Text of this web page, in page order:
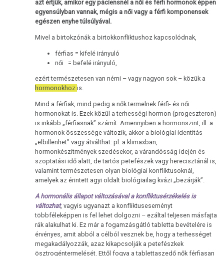
azt értjük, amikor egy páciensnél a női és férfi hormonok éppen
egyensúlyban vannak, mégis a női vagy a férfi komponensek
egészen enyhe túlsúlyával.
Mivel a birtokzónák a birtokkonfliktushoz kapcsolódnak,
férfias = kifelé irányuló
női = befelé irányuló,
ezért természetesen van némi – vagy nagyon sok – közük a
hormonokhozis.
Mind a férfiak, mind pedig a nők termelnek férfi- és női
hormonokat is. Ezek közül a terhességi hormon (progeszteron)
is inkább „férfiasnak” számít. Amennyiben a hormonszint, ill. a
hormonok összessége változik, akkor a biológiai identitás
„elbillenhet” vagy átválthat: pl. a klimaxban,
hormonkészítmények szedésekor, a várandósság idején és
szoptatási idő alatt, de tartós petefészek vagy herecisztánál is,
valamint természetesen olyan biológiai konfliktusoknál,
amelyek az érintett agyi oldalt biológiailag kvázi „bezárják”.
A hormonális állapot változásával a konfliktusérzékelés is
változhat, vagyis ugyanazt a konfliktuseseményt
többféleképpen is fel lehet dolgozni – ezáltal teljesen másfajta
rák alakulhat ki. Ez már a fogamzásgátló tabletta bevételére is
érvényes, amit abból a célból vesznek be, hogy a terhességet
megakadályozzák, azaz kikapcsolják a petefészkek
ösztrogéntermelését. Ettől fogva a tablettaszedő nők férfiasan